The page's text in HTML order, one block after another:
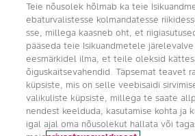
Jälgi meid
Teie nõusolek hõlmab ka teie
ebaturvalistesse kolmandatesse
sse, millega kaasneb oht, et
pääseda teie Isikuandmetele
eesmärkidel ilma, et teile oleksid
õiguskaitsevahendid. Täpsemat teavet
küpsiste, mis on selle veebisaidi
valikuliste küpsiste, millega te saate
nendest keelduda, kasutamise kohta ja
igal ajal oma nõusolekut hallata või